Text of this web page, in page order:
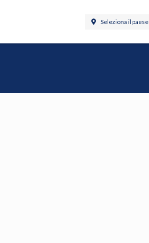
Seleziona il paese